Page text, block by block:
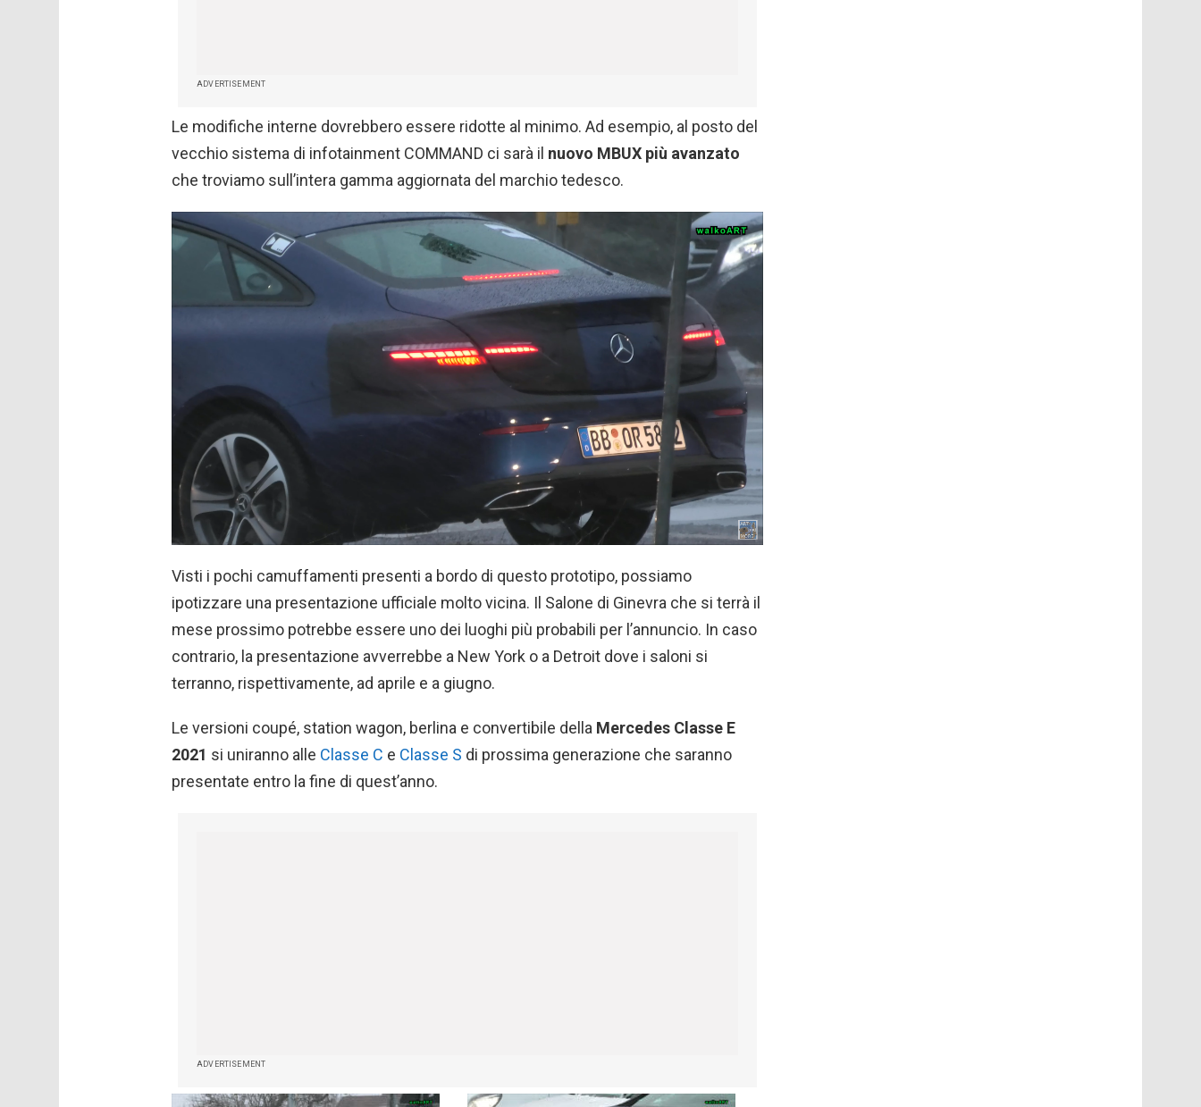
ADVERTISEMENT
Le modifiche interne dovrebbero essere ridotte al minimo. Ad esempio, al posto del
vecchio sistema di infotainment COMMAND ci sarà il nuovo MBUX più avanzato
che troviamo sull’intera gamma aggiornata del marchio tedesco.
Visti i pochi camuffamenti presenti a bordo di questo prototipo, possiamo
ipotizzare una presentazione ufficiale molto vicina. Il Salone di Ginevra che si terrà il
mese prossimo potrebbe essere uno dei luoghi più probabili per l’annuncio. In caso
contrario, la presentazione avverrebbe a New York o a Detroit dove i saloni si
terranno, rispettivamente, ad aprile e a giugno.
Le versioni coupé, station wagon, berlina e convertibile della Mercedes Classe E
2021 si uniranno alle Classe C e Classe S di prossima generazione che saranno
presentate entro la fine di quest’anno.
ADVERTISEMENT